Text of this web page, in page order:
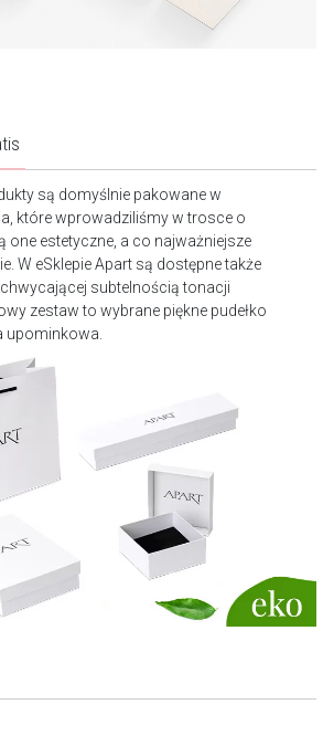
są domyślnie pakowane w
które wprowadziliśmy w trosce o
one estetyczne, a co najważniejsze
W eSklepie Apart są dostępne także
subtelnością tonacji
zestaw to wybrane piękne pudełko
upominkowa.